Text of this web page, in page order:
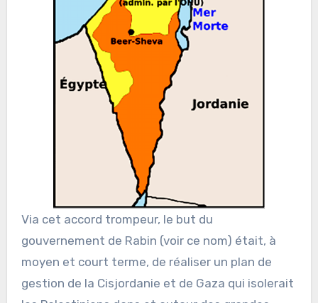
Via cet accord trompeur, le but du
gouvernement de Rabin (voir ce nom) était, à
moyen et court terme, de réaliser un plan de
gestion de la Cisjordanie et de Gaza qui isolerait